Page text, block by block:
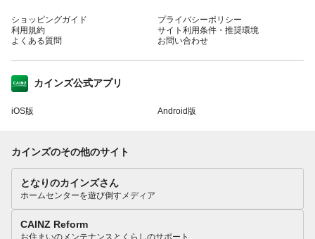
ショッピングガイド
利用規約
よくある質問
プライバシーポリシー
サイト利用条件・推奨環境
お問い合わせ
カインズ公式アプリ
iOS版 Android版
カインズのその他のサイト
となりのカインズさん
ホームセンターを遊び倒すメディア
CAINZ Reform